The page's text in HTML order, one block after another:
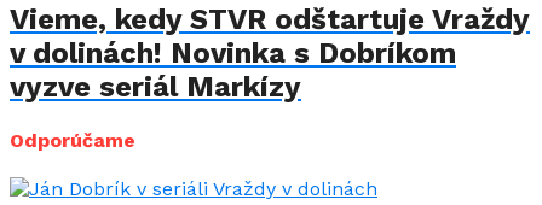
Vieme, kedy STVR odštartuje Vraždy
v dolinách! Novinka s Dobríkom
vyzve seriál Markízy
Odporúčame